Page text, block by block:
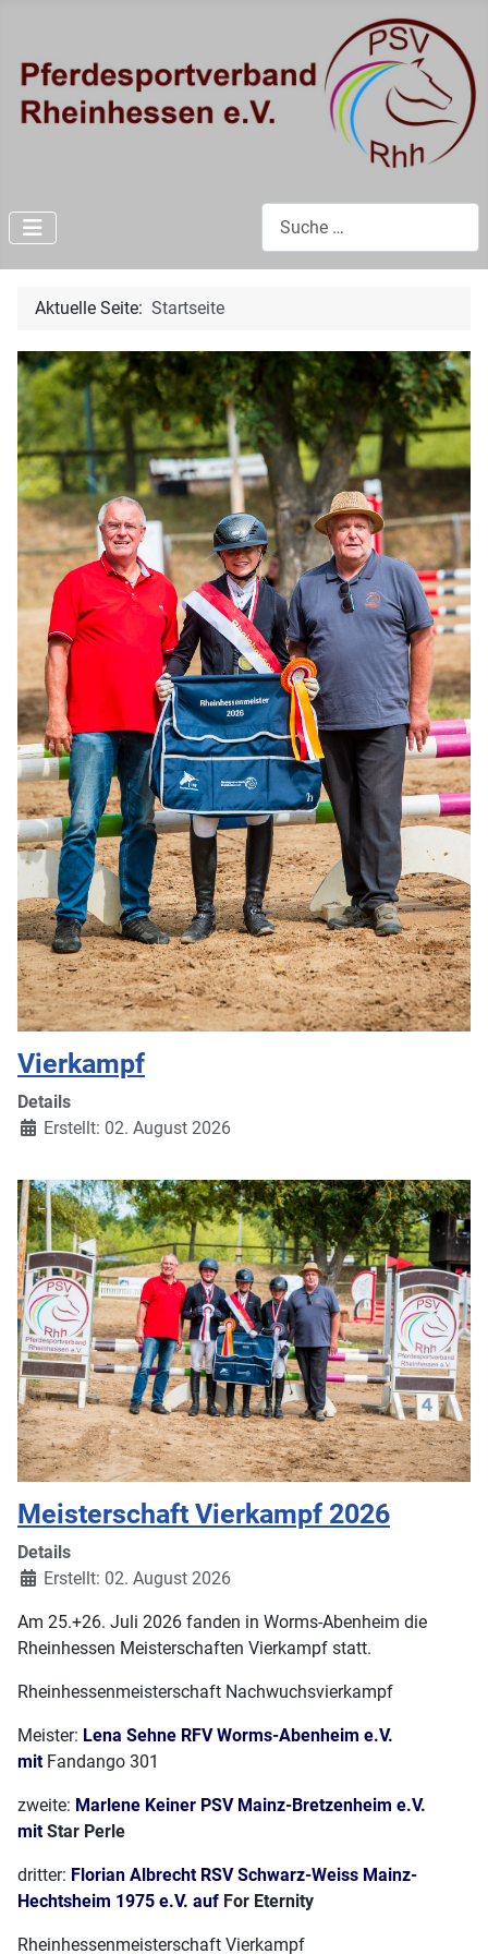
Aktuelle Seite: Startseite
Vierkampf
Details
Erstellt: 02. August 2026
Meisterschaft Vierkampf 2026
Details
Erstellt: 02. August 2026
Am 25.+26. Juli 2026 fanden in Worms-Abenheim die
Rheinhessen Meisterschaften Vierkampf statt.
Rheinhessenmeisterschaft Nachwuchsvierkampf
Meister: Lena Sehne RFV Worms-Abenheim e.V.
mit Fandango 301
zweite: Marlene Keiner PSV Mainz-Bretzenheim e.V.
mitStar Perle
dritter: Florian Albrecht RSV Schwarz-Weiss Mainz-
Hechtsheim 1975 e.V. auf For Eternity
Rheinhessenmeisterschaft Vierkampf